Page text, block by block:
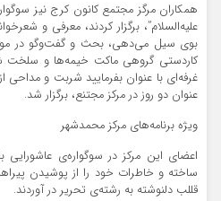
همکاران مرگز مجتمع کانون کرج نیز
علیه‌السلام”، برگزار کردند، معرفی و
بوی سیل می‌دهی، بحث و گفت‌وگو در
کاردستی گروهی ماکت خیمه‌ها و
غرفه‌ای با عنوان بفرمایید شربت و مداحی
عنوان دو روز در ‌مرکز مجتنع، برگزار شد.
ویژه برنامه‌های مرکز محمدشهر
اعضای این مرکز در سوگواره‌ی عاشورایی
ساخته و خاطرات خود را از پوشیدن
قللب دلنوشته به رشته‌ی تحریر در آوردند.